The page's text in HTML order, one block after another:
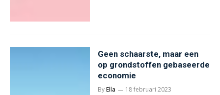
Geen schaarste, maar een
op grondstoffen gebaseerde
economie
ByElla 18 februari 2023